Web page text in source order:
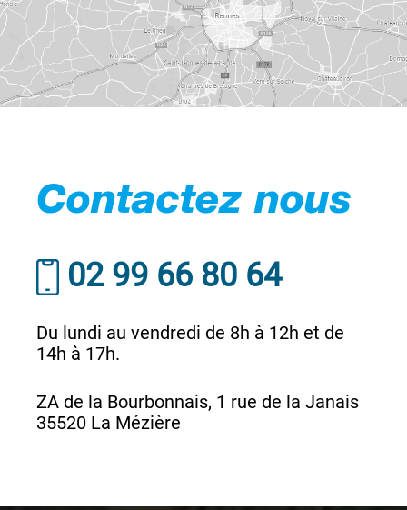
Contactez nous
02 99 66 80 64
Du lundi au vendredi de 8h à 12h et de
14h à 17h.
ZA de la Bourbonnais, 1 rue de la Janais
35520 La Mézière